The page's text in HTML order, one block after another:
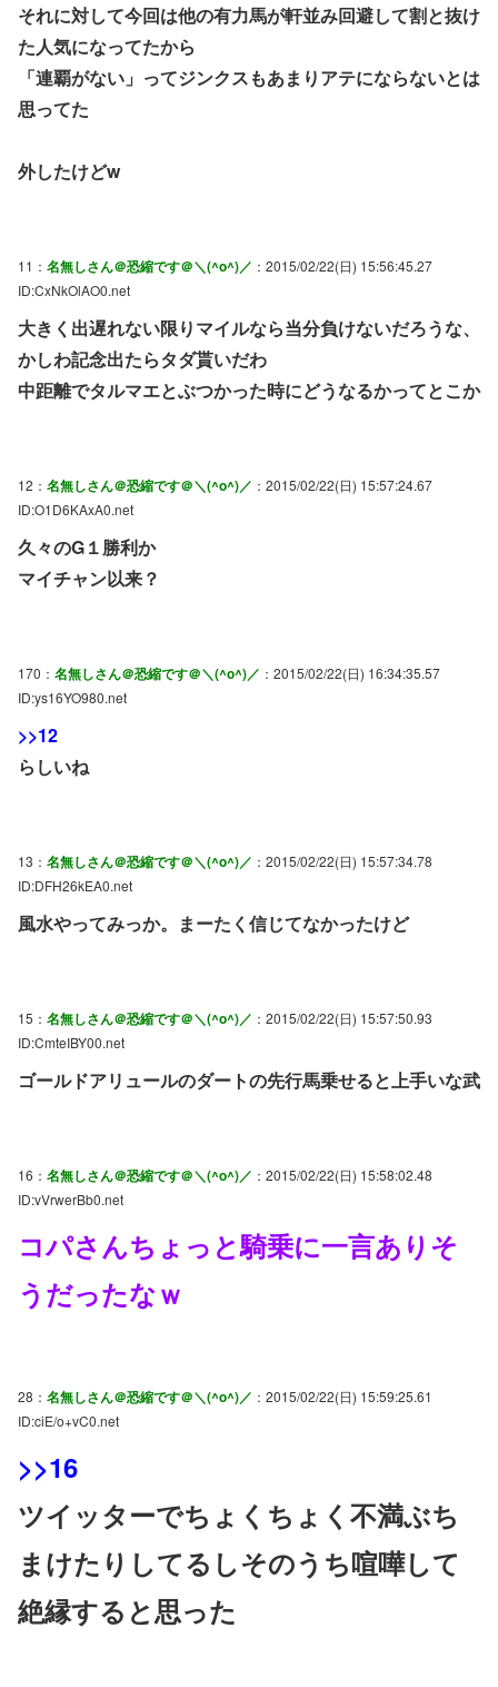
それに対して今回は他の有力馬が軒並み回避して割と抜け
た人気になってたから
「連覇がない」ってジンクスもあまりアテにならないとは
思ってた
外したけどw
11： 名無しさん＠恐縮です＠＼(^o^)／ ：2015/02/22(日) 15:56:45.27
ID:CxNkOlAO0.net
大きく出遅れない限りマイルなら当分負けないだろうな、
かしわ記念出たらタダ貰いだわ
中距離でタルマエとぶつかった時にどうなるかってとこか
12： 名無しさん＠恐縮です＠＼(^o^)／ ：2015/02/22(日) 15:57:24.67
ID:O1D6KAxA0.net
久々のG１勝利か
マイチャン以来？
170： 名無しさん＠恐縮です＠＼(^o^)／ ：2015/02/22(日) 16:34:35.57
ID:ys16YO980.net
>>12
らしいね
13： 名無しさん＠恐縮です＠＼(^o^)／ ：2015/02/22(日) 15:57:34.78
ID:DFH26kEA0.net
風水やってみっか。まーたく信じてなかったけど
15： 名無しさん＠恐縮です＠＼(^o^)／ ：2015/02/22(日) 15:57:50.93
ID:CmteIBY00.net
ゴールドアリュールのダートの先行馬乗せると上手いな武
16： 名無しさん＠恐縮です＠＼(^o^)／ ：2015/02/22(日) 15:58:02.48
ID:vVrwerBb0.net
コパさんちょっと騎乗に一言ありそ
うだったなｗ
28： 名無しさん＠恐縮です＠＼(^o^)／ ：2015/02/22(日) 15:59:25.61
ID:ciE/o+vC0.net
>>16
ツイッターでちょくちょく不満ぶち
まけたりしてるしそのうち喧嘩して
絶縁すると思った